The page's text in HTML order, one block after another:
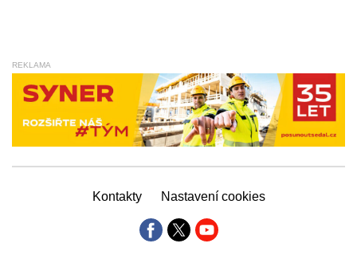
REKLAMA
Kontakty Nastavení cookies